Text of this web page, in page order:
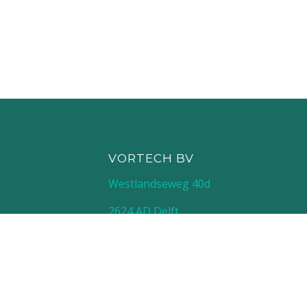
VORTECH BV
Westlandseweg 40d
2624 AD Delft